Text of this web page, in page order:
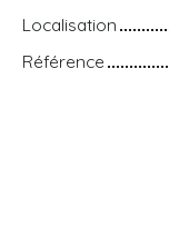
Localisation
Référence